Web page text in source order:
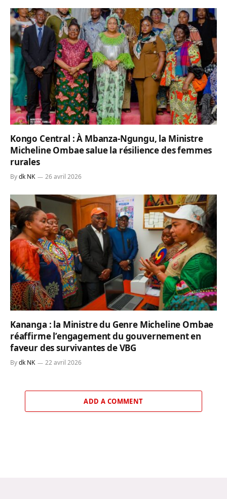
Kongo Central : À Mbanza-Ngungu, la Ministre
Micheline Ombae salue la résilience des femmes
rurales
Bydk NK 26 avril 2026
Kananga : la Ministre du Genre Micheline Ombae
réaffirme l’engagement du gouvernement en
faveur des survivantes de VBG
Bydk NK 22 avril 2026
ADD A COMMENT